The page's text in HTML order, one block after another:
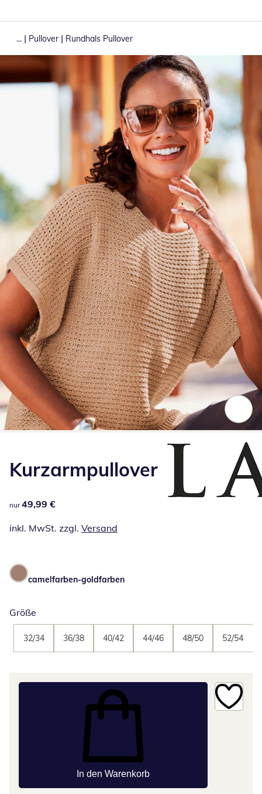
... | Pullover | Rundhals Pullover
Kurzarmpullover
49,99 €
nur 49,99 €
inkl. MwSt. zzgl. Versand
camelfarben-goldfarben
Größe
32/34 36/38 40/42 44/46 48/50 52/54
In den Warenkorb